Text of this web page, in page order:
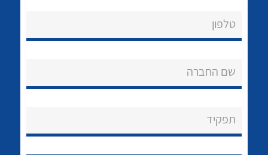
About Ateka Ltd.
טלפון
שם החברה
תפקיד